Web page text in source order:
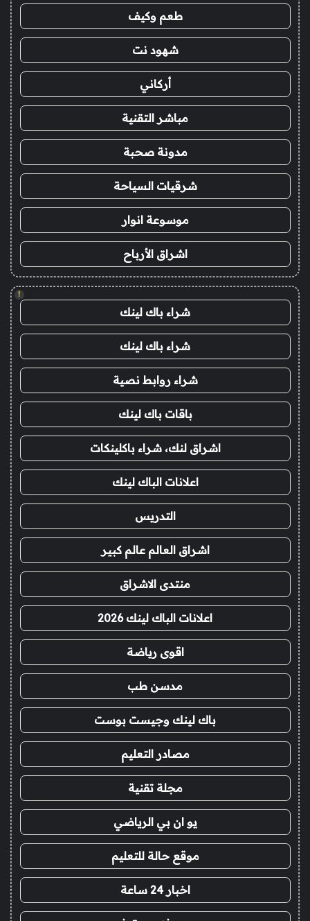
طعم وكيف
شهود نت
أركاني
مباشر التقنية
مدونة صحبة
شرقيات السياحة
موسوعة انوار
اشراق الأرباح
!
شراء باك لينك
شراء باك لينك
شراء روابط نصية
باقات باك لينك
اشراق لنك، شراء باكلينكات
اعلانات الباك لينك
التدريس
اشراق العالم عالم كبير
منتدى الاشراق
اعلانات الباك لينك 2026
اقوى رياضة
مدسن طب
باك لينك وجيست بوست
مصادر التعليم
مجلة تقنية
يو ان بي الرياضي
موقع حالة للتعليم
اخبار 24 ساعة